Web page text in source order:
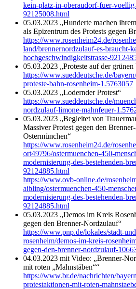
kein-platz-in-oberaudorf-fuer-
92125008.html
05.03.2023 „Hunderte machen
als Epizentrum des Protests gegen
https://www.rosenheim24.de/
land/brennernordzulauf-es-braucht-
hochgeschwindigkeitstrasse-
05.03.2023 „Proteste auf der grünen
https://www.sueddeutsche.de/
proteste-bahn-rosenheim-1.5763057
05.03.2023 „Lodernder Protest“
https://www.sueddeutsche.de/
nordzulauf-limone-mahnfeuer-
05.03.2023 „Begleitet von
Massiver Protest gegen den
Ostermünchen“
https://www.rosenheim24.de/
ort49796/ostermuenchen-450-
modernisierung-des-bestehenden-
92124885.html
https://www.ovb-online.de/
aibling/ostermuenchen-450-
modernisierung-des-bestehenden-
92124885.html
05.03.2023 „Demos im Kreis
gegen den Brenner-Nordzulauf“
https://www.pnp.de/lokales/stadt-
rosenheim/demos-im-kreis-
gegen-den-brenner-nordzulauf-
04.03.2023 mit Video: „Brenner-
mit roten „Mahnstäben““
https://www.br.de/nachrichten/
protestaktionen-mit-roten-